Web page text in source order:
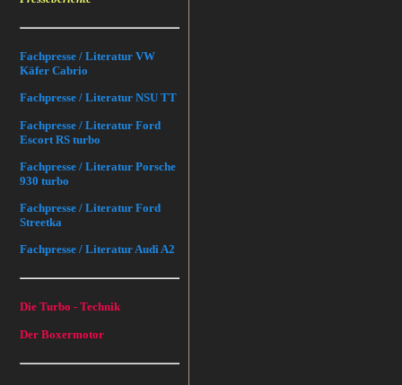
Fachpresse / Literatur VW
Käfer Cabrio
Fachpresse / Literatur NSU TT
Fachpresse / Literatur Ford
Escort RS turbo
Fachpresse / Literatur Porsche
930 turbo
Fachpresse / Literatur Ford
Streetka
Fachpresse / Literatur Audi A2
Die Turbo - Technik
Der Boxermotor